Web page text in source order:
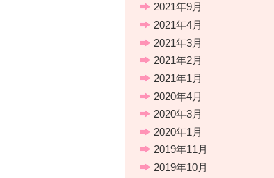
2021年9月
2021年4月
2021年3月
2021年2月
2021年1月
2020年4月
2020年3月
2020年1月
2019年11月
2019年10月